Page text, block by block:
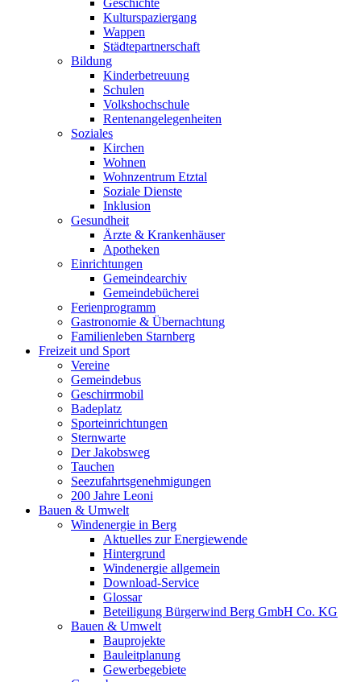
Geschichte
Kulturspaziergang
Wappen
Städtepartnerschaft
Bildung
Kinderbetreuung
Schulen
Volkshochschule
Rentenangelegenheiten
Soziales
Kirchen
Wohnen
Wohnzentrum Etztal
Soziale Dienste
Inklusion
Gesundheit
Ärzte & Krankenhäuser
Apotheken
Einrichtungen
Gemeindearchiv
Gemeindebücherei
Ferienprogramm
Gastronomie & Übernachtung
Familienleben Starnberg
Freizeit und Sport
Vereine
Gemeindebus
Geschirrmobil
Badeplatz
Sporteinrichtungen
Sternwarte
Der Jakobsweg
Tauchen
Seezufahrtsgenehmigungen
200 Jahre Leoni
Bauen & Umwelt
Windenergie in Berg
Aktuelles zur Energiewende
Hintergrund
Windenergie allgemein
Download-Service
Glossar
Beteiligung Bürgerwind Berg GmbH Co. KG
Bauen & Umwelt
Bauprojekte
Bauleitplanung
Gewerbegebiete